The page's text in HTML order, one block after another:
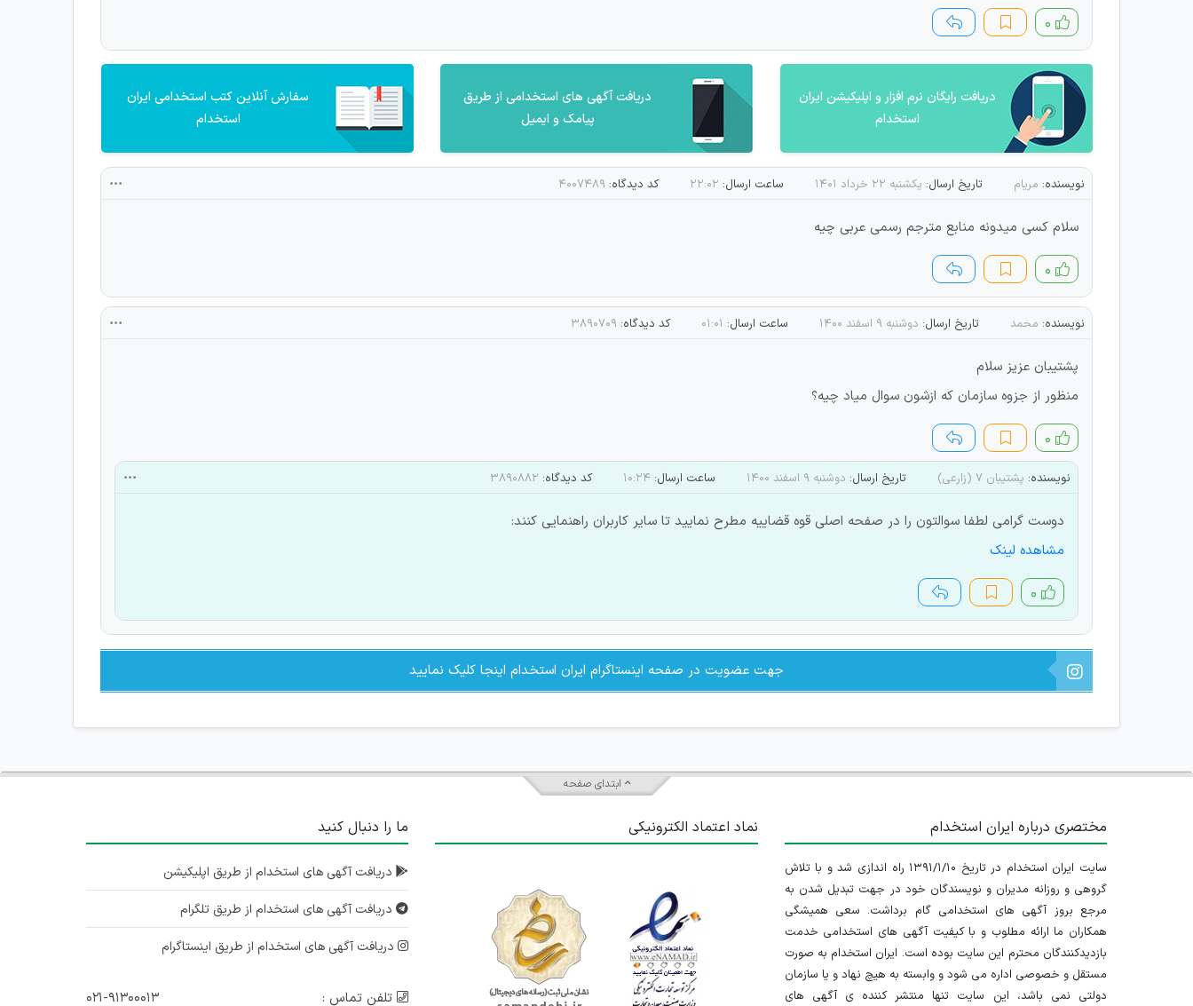
۰
دریافت رایگان نرم افزار و اپلیکیشن ایران
استخدام
دریافت آگهی های استخدامی از طریق
پیامک و ایمیل
سفارش آنلاین کتب استخدامی ایران
استخدام
نویسنده: مریام تاریخ ارسال: یکشنبه ۲۲ خرداد ۱۴۰۱ ساعت ارسال: ۲۲:۰۲ کد دیدگاه: ۴۰۰۷۴۸۹
سلام کسی میدونه منابع مترجم رسمی عربی چیه
۰
نویسنده: محمد تاریخ ارسال: دوشنبه ۹ اسفند ۱۴۰۰ ساعت ارسال: ۰۱:۰۱ کد دیدگاه: ۳۸۹۰۷۰۹
پشتیبان عزیز سلام
منظور از جزوه سازمان که ازشون سوال میاد چیه؟
۰
نویسنده: پشتیبان 7 (زارعی) تاریخ ارسال: دوشنبه ۹ اسفند ۱۴۰۰ ساعت ارسال: ۱۰:۲۴ کد دیدگاه: ۳۸۹۰۸۸۲
دوست گرامی لطفا سوالتون را در صفحه اصلی قوه قضاییه مطرح نمایید تا سایر کاربران راهنمایی کنند:
مشاهده لینک
۰
جهت عضویت در صفحه اینستاگرام ایران استخدام اینجا کلیک نمایید
ابتدای صفحه
مختصری درباره ایران استخدام
سایت ایران استخدام در تاریخ ۱۳۹۱/۱/۱۰ راه اندازی شد و با تلاش
گروهی و روزانه مدیران و نویسندگان خود در جهت تبدیل شدن به
مرجع بروز آگهی های استخدامی گام برداشت. سعی همیشگی
همکاران ما ارائه مطلوب و با کیفیت آگهی های استخدامی خدمت
بازدیدکنندگان محترم این سایت بوده است. ایران استخدام به صورت
مستقل و خصوصی اداره می شود و وابسته به هیچ نهاد و یا سازمان
دولتی نمی باشد، این سایت تنها منتشر کننده ی آگهی های
نماد اعتماد الکترونیکی ما را دنبال کنید
دریافت آگهی های استخدام از طریق اپلیکیشن
دریافت آگهی های استخدام از طریق تلگرام
دریافت آگهی های استخدام از طریق اینستاگرام
تلفن تماس : ۰۲۱-۹۱۳۰۰۰۱۳